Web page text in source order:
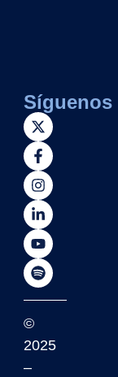
Síguenos
©
2025
–